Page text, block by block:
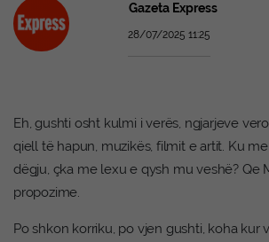
Gazeta Express
28/07/2025 11:25
Eh, gushti osht kulmi i verës, ngjarjeve
qiell të hapun, muzikës, filmit e artit. Ku
dëgju, çka me lexu e qysh mu veshë? Qe
propozime.
Po shkon korriku, po vjen gushti, koha kur